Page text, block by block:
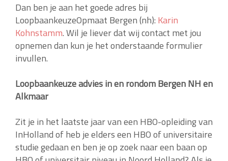
Dan ben je aan het goede adres bij
LoopbaankeuzeOpmaat Bergen (nh): Karin
Kohnstamm. Wil je liever dat wij contact met jou
opnemen dan kun je het onderstaande formulier
invullen.
Loopbaankeuze advies in en rondom Bergen NH en
Alkmaar
Zit je in het laatste jaar van een HBO-opleiding van
InHolland of heb je elders een HBO of universitaire
studie gedaan en ben je op zoek naar een baan op